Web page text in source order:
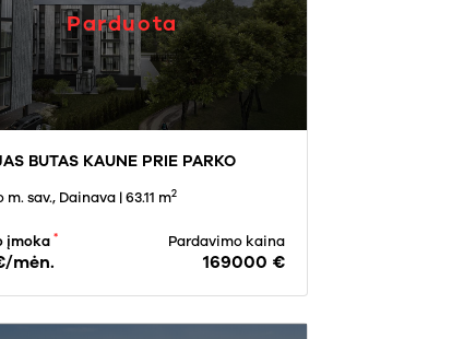
Parduota
BUTAS KAUNE PRIE PARKO
m. sav., Dainava | 63.11 m2
įmoka *
mėn.
Pardavimo kaina
169000 €